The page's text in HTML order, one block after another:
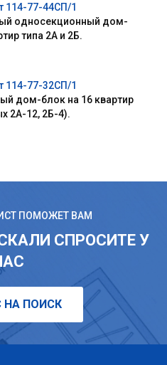
114-77-44СП/1
односекционный дом-
типа 2А и 2Б.
114-77-32СП/1
дом-блок на 16 квартир
2А-12, 2Б-4).
ПОМОЖЕТ ВАМ
СПРОСИТЕ У
НА ПОИСК